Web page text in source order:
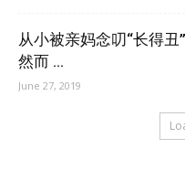
从小被亲妈念叨“长得丑
然而 …
June 27, 2019